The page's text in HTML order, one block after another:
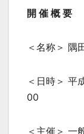
開 催 概 要
＜名称＞ 隅
＜日時＞ 平
00
＜主催＞ 一